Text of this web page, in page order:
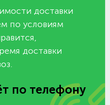
доставки
по условиям
доставки
по телефону